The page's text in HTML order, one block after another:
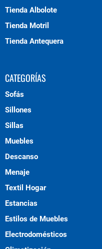
Tienda Albolote
Tienda Motril
Tienda Antequera
CATEGORÍAS
Sofás
Sillones
Sillas
Muebles
Descanso
Menaje
Textil Hogar
Estancias
Estilos de Muebles
Electrodomésticos